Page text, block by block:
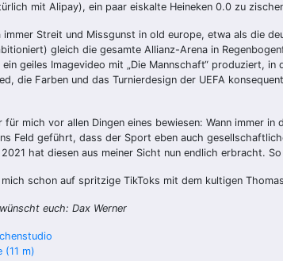
mit Alipay), ein paar eiskalte Heineken 0.0 zu
Streit und Missgunst in old europe, etwa als die
gleich die gesamte Allianz-Arena in
geiles Imagevideo mit „Die Mannschaft“ produziert,
die Farben und das Turnierdesign der UEFA
für mich vor allen Dingen eines bewiesen: Wann immer
Feld geführt, dass der Sport eben auch
hat diesen aus meiner Sicht nun endlich erbracht.
schon auf spritzige TikToks mit dem kultigen
euch: Dax Werner
(11 m)